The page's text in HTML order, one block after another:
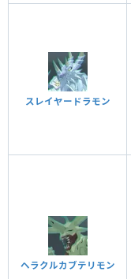
スレイヤードラモン
ヘラクルカブテリモン